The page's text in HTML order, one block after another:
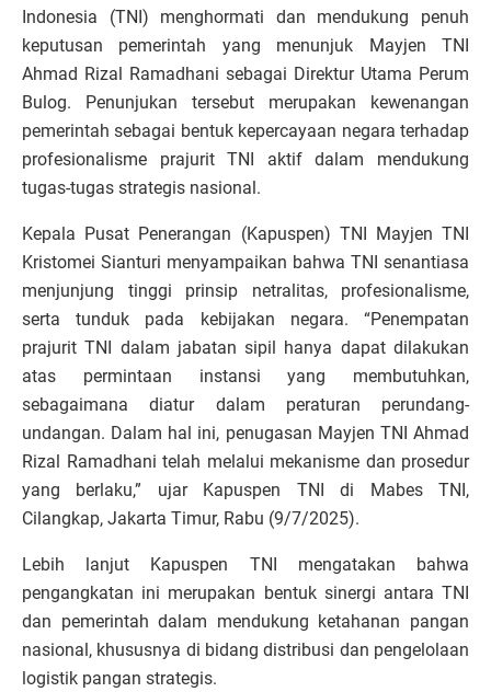
Indonesia (TNI) menghormati dan mendukung penuh
keputusan pemerintah yang menunjuk Mayjen TNI
Ahmad Rizal Ramadhani sebagai Direktur Utama Perum
Bulog. Penunjukan tersebut merupakan kewenangan
pemerintah sebagai bentuk kepercayaan negara terhadap
profesionalisme prajurit TNI aktif dalam mendukung
tugas-tugas strategis nasional.
Kepala Pusat Penerangan (Kapuspen) TNI Mayjen TNI
Kristomei Sianturi menyampaikan bahwa TNI senantiasa
menjunjung tinggi prinsip netralitas, profesionalisme,
serta tunduk pada kebijakan negara. “Penempatan
prajurit TNI dalam jabatan sipil hanya dapat dilakukan
atas permintaan instansi yang membutuhkan,
sebagaimana diatur dalam peraturan perundang-
undangan. Dalam hal ini, penugasan Mayjen TNI Ahmad
Rizal Ramadhani telah melalui mekanisme dan prosedur
yang berlaku,” ujar Kapuspen TNI di Mabes TNI,
Cilangkap, Jakarta Timur, Rabu (9/7/2025).
Lebih lanjut Kapuspen TNI mengatakan bahwa
pengangkatan ini merupakan bentuk sinergi antara TNI
dan pemerintah dalam mendukung ketahanan pangan
nasional, khususnya di bidang distribusi dan pengelolaan
logistik pangan strategis.